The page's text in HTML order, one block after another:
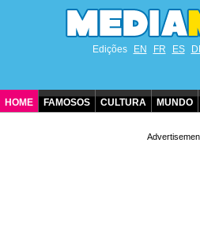
Edições EN FR ES
HOME FAMOSOS CULTURA MUNDO